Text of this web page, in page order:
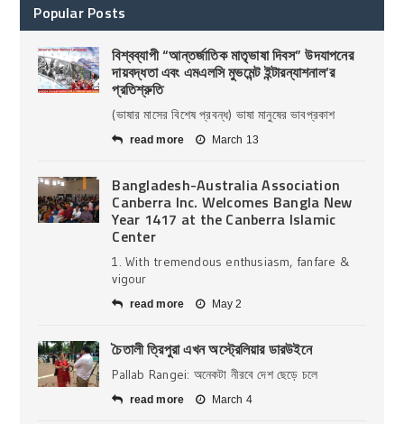
Popular Posts
বিশ্বব্যাপী “আন্তর্জাতিক মাতৃভাষা দিবস” উদযাপনের
দায়বদ্ধতা এবং এমএলসি মুভমেন্ট ইন্টারন্যাশনাল’র
প্রতিশ্রুতি
(ভাষার মাসের বিশেষ প্রবন্ধ) ভাষা মানুষের ভাবপ্রকাশ
read more March 13
Bangladesh-Australia Association
Canberra Inc. Welcomes Bangla New
Year 1417 at the Canberra Islamic
Center
1. With tremendous enthusiasm, fanfare &
vigour
read more May 2
চৈতালী ত্রিপুরা এখন অস্ট্রেলিয়ার ডারউইনে
Pallab Rangei: অনেকটা নীরবে দেশ ছেড়ে চলে
read more March 4